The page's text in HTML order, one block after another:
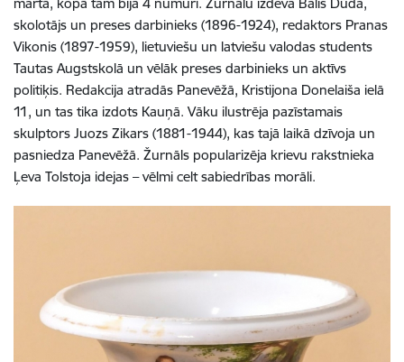
martā, kopā tam bija 4 numuri. Žurnālu izdeva Balis Dūda,
skolotājs un preses darbinieks (1896-1924), redaktors Pranas
Vikonis (1897-1959), lietuviešu un latviešu valodas students
Tautas Augstskolā un vēlāk preses darbinieks un aktīvs
politiķis. Redakcija atradās Panevēžā, Kristijona Donelaiša ielā
11, un tas tika izdots Kauņā. Vāku ilustrēja pazīstamais
skulptors Juozs Zikars (1881-1944), kas tajā laikā dzīvoja un
pasniedza Panevēžā. Žurnāls popularizēja krievu rakstnieka
Ļeva Tolstoja idejas – vēlmi celt sabiedrības morāli.